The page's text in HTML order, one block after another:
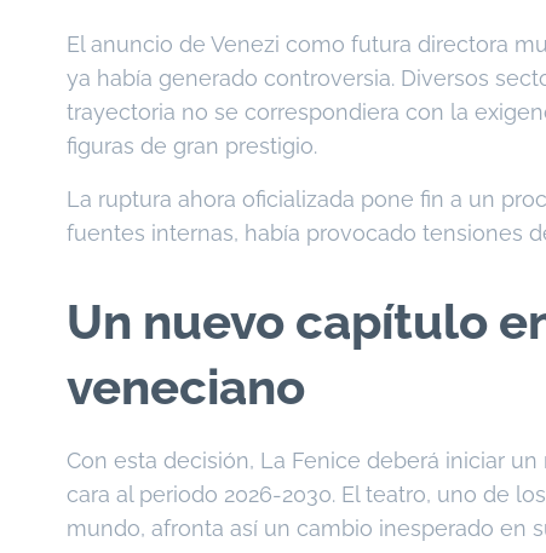
El anuncio de Venezi como futura directora
ya había generado controversia. Diversos
trayectoria no se correspondiera con la
figuras de gran prestigio.
La ruptura ahora oficializada pone fin a un
fuentes internas, había provocado tensiones
Un nuevo capítulo
veneciano
Con esta decisión, La Fenice deberá iniciar
cara al periodo 2026-2030. El teatro, uno de
mundo, afronta así un cambio inesperado en